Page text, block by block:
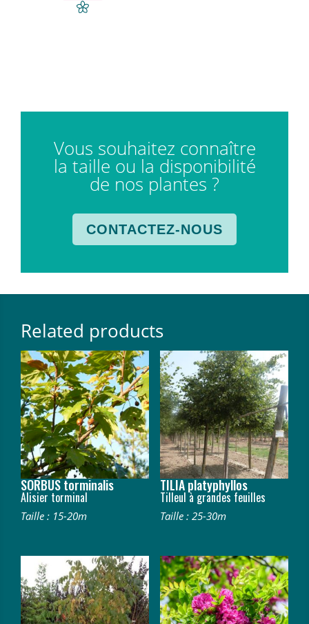
Vous souhaitez connaître
la taille ou la disponibilité
de nos plantes ?
CONTACTEZ-NOUS
Related products
SORBUS torminalis
Alisier torminal
Taille : 15-20m
TILIA platyphyllos
Tilleul à grandes feuilles
Taille : 25-30m